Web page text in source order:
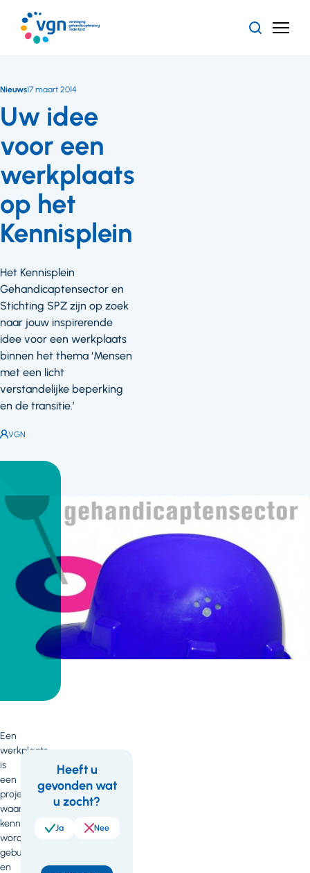
naar
hoofdinhoud
ZoekenMenu
Uw idee
voor een
werkplaats
op het
Kennisplein
Nieuws17 maart 2014
Het Kennisplein
Gehandicaptensector en
Stichting SPZ zijn op zoek
naar jouw inspirerende
idee voor een werkplaats
binnen het thema ‘Mensen
met een licht
verstandelijke beperking
en de transitie.’
Auteur:
VGN
Een
werkplaats
is
een
project
waarin
kennis
wordt
gebundeld
en
Feedback
Heeft u
gevonden wat
u zocht?
Ja Nee